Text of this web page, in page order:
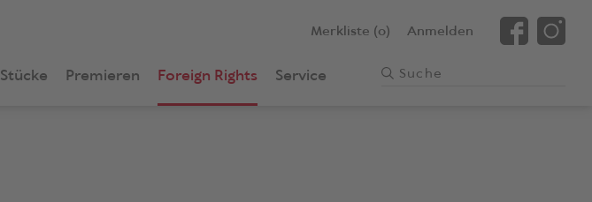
Merkliste (0) Anmelden
Stücke Premieren Foreign Rights Service